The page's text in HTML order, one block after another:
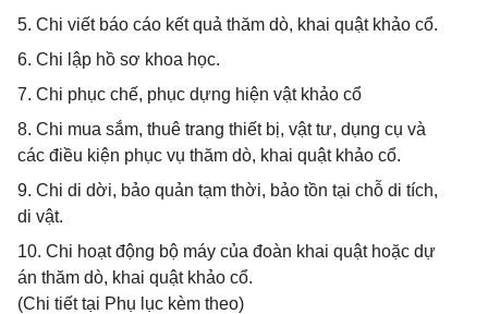
5. Chi viết báo cáo kết quả thăm dò, khai quật khảo cổ.
6. Chi lập hồ sơ khoa học.
7. Chi phục chế, phục dựng hiện vật khảo cổ
8. Chi mua sắm, thuê trang thiết bị, vật tư, dụng cụ và
các điều kiện phục vụ thăm dò, khai quật khảo cổ.
9. Chi di dời, bảo quản tạm thời, bảo tồn tại chỗ di tích,
di vật.
10. Chi hoạt động bộ máy của đoàn khai quật hoặc dự
án thăm dò, khai quật khảo cổ.
(Chi tiết tại Phụ lục kèm theo)